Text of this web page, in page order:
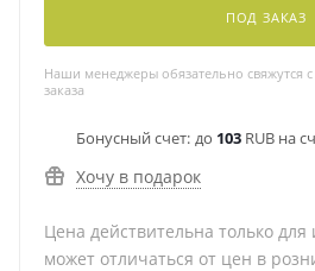
ПОД ЗАКАЗ
Наши менеджеры обязательно свяжутся
заказа
Бонусный счет: до 103 RUB на
Хочу в подарок
Цена действительна только
может отличаться от цен в